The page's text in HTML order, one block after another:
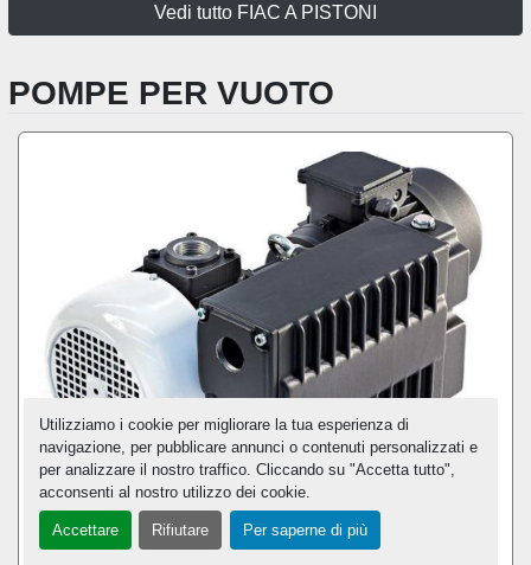
Utilizziamo i cookie per migliorare la tua esperienza di
navigazione, per pubblicare annunci o contenuti personalizzati e
per analizzare il nostro traffico. Cliccando su "Accetta tutto",
acconsenti al nostro utilizzo dei cookie.
Accettare Rifiutare Per saperne di più
Vedi tutto FIAC A PISTONI
POMPE PER VUOTO
POMPA PER VUOTO ROTATIVE A PALETTE
LUBRIFICATE CON RICICLO D’OLIO DBL